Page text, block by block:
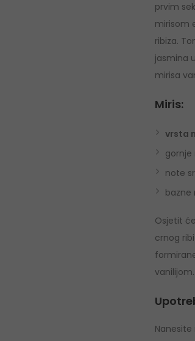
prvim
mirisom
ribiza.
jasmina
mirisa
Miris:
vrsta
gornje
note
bazne
Osjetit
crnog
vanilijom.